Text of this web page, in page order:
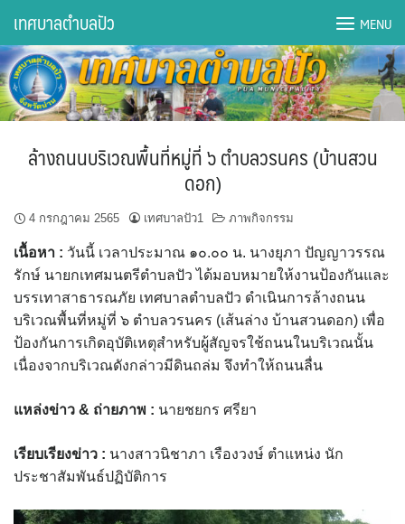
content
DWQA Ask Question
DWQA Questions
กองการศึกษา
กองคลัง
กองช่าง
กองยุทธศาสตร์และงบประมาณ
กองสาธารณสุขฯ
การเปิดเผยข้อมูลข่าวสารปี 2566 integrity transparency
assessment ITA2023
ข้อกำหนดการใช้งาน
ข้อมูลประชากร
เทศบาลตำบลปัว MENU
ล้างถนนบริเวณพื้นที่หมู่ที่ ๖ ตำบลวรนคร (บ้านสวน
ดอก)
4 กรกฎาคม 2565 เทศบาลปัว1 ภาพกิจกรรม
เนื้อหา : วันนี้ เวลาประมาณ ๑๐.๐๐ น. นางยุภา ปัญญาวรรณ
รักษ์ นายกเทศมนตรีตำบลปัว ได้มอบหมายให้งานป้องกันและ
บรรเทาสาธารณภัย เทศบาลตำบลปัว ดำเนินการล้างถนน
บริเวณพื้นที่หมู่ที่ ๖ ตำบลวรนคร (เส้นล่าง บ้านสวนดอก) เพื่อ
ป้องกันการเกิดอุบัติเหตุสำหรับผู้สัญจรใช้ถนนในบริเวณนั้น
เนื่องจากบริเวณดังกล่าวมีดินถล่ม จึงทำให้ถนนลื่น
แหล่งข่าว & ถ่ายภาพ : นายชยกร ศรียา
เรียบเรียงข่าว : นางสาวนิชาภา เรืองวงษ์ ตำแหน่ง นัก
ประชาสัมพันธ์ปฏิบัติการ